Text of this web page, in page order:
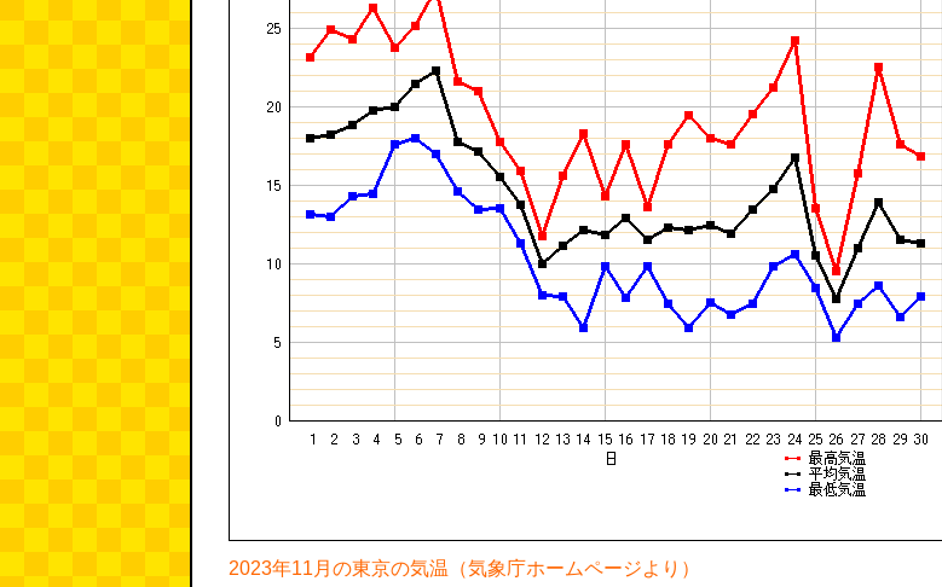
2023年11月の東京の気温（気象庁ホームページより）